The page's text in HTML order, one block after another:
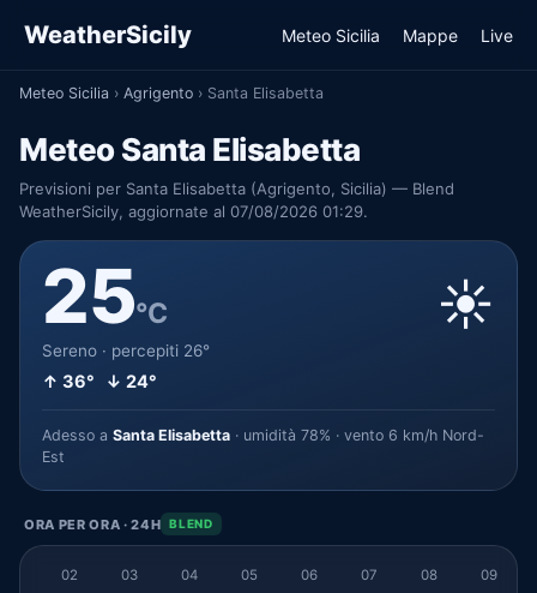
WeatherSicily Meteo Sicilia Mappe Live
Meteo Sicilia › Agrigento › Santa Elisabetta
Meteo Santa Elisabetta
Previsioni per Santa Elisabetta (Agrigento, Sicilia) — Blend
WeatherSicily, aggiornate al 07/08/2026 01:29.
25°C
Sereno · percepiti 26°
↑ 36° ↓ 24°
☀️
Adesso a Santa Elisabetta · umidità 78% · vento 6 km/h Nord-
Est
ORA PER ORA · 24H BLEND
02 03 04 05 06 07 08 09